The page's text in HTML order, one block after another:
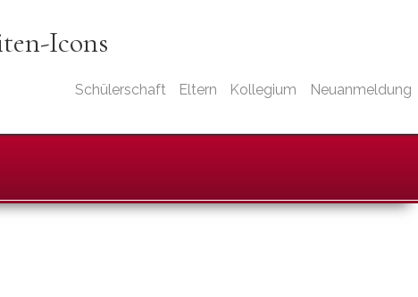
Icons
Schülerschaft Eltern Kollegium Neuanmeldung